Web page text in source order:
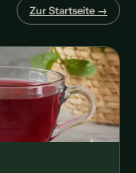
Zur Startseite →